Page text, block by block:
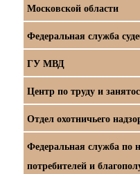
Московской области
Федеральная служба
ГУ МВД
Центр по труду и
Отдел охотничьего
Федеральная служба по
потребителей и